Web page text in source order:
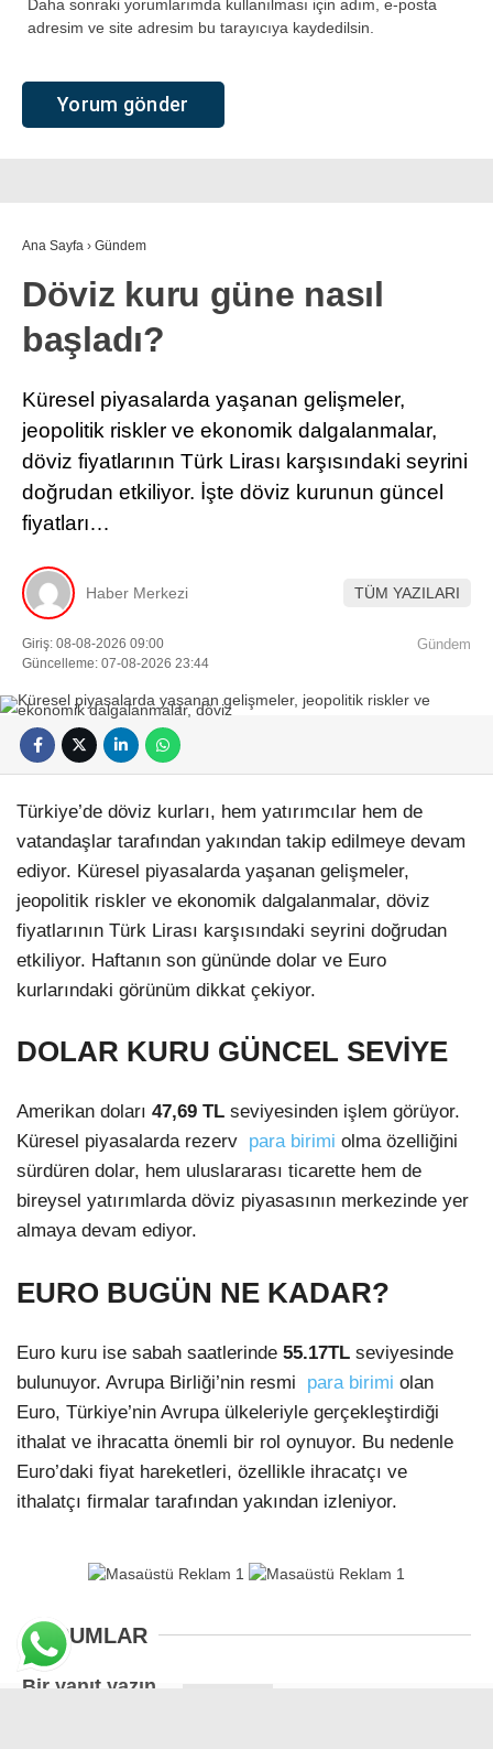
Daha sonraki yorumlarımda kullanılması için adım, e-posta
adresim ve site adresim bu tarayıcıya kaydedilsin.
Ana Sayfa › Gündem
Döviz kuru güne nasıl
başladı?
Küresel piyasalarda yaşanan gelişmeler,
jeopolitik riskler ve ekonomik dalgalanmalar,
döviz fiyatlarının Türk Lirası karşısındaki seyrini
doğrudan etkiliyor. İşte döviz kurunun güncel
fiyatları…
Haber Merkezi TÜM YAZILARI
Giriş: 08-08-2026 09:00
Güncelleme: 07-08-2026 23:44
Gündem
Türkiye’de döviz kurları, hem yatırımcılar hem de
vatandaşlar tarafından yakından takip edilmeye devam
ediyor. Küresel piyasalarda yaşanan gelişmeler,
jeopolitik riskler ve ekonomik dalgalanmalar, döviz
fiyatlarının Türk Lirası karşısındaki seyrini doğrudan
etkiliyor. Haftanın son gününde dolar ve Euro
kurlarındaki görünüm dikkat çekiyor.
DOLAR KURU GÜNCEL SEVİYE
Amerikan doları 47,69 TL seviyesinden işlem görüyor.
Küresel piyasalarda rezerv para birimi olma özelliğini
sürdüren dolar, hem uluslararası ticarette hem de
bireysel yatırımlarda döviz piyasasının merkezinde yer
almaya devam ediyor.
EURO BUGÜN NE KADAR?
Euro kuru ise sabah saatlerinde 55.17TL seviyesinde
bulunuyor. Avrupa Birliği’nin resmi
para birimi olan
Euro, Türkiye’nin Avrupa ülkeleriyle gerçekleştirdiği
ithalat ve ihracatta önemli bir rol oynuyor. Bu nedenle
Euro’daki fiyat hareketleri, özellikle ihracatçı ve
ithalatçı firmalar tarafından yakından izleniyor.
YORUMLAR
Bir yanıt yazın